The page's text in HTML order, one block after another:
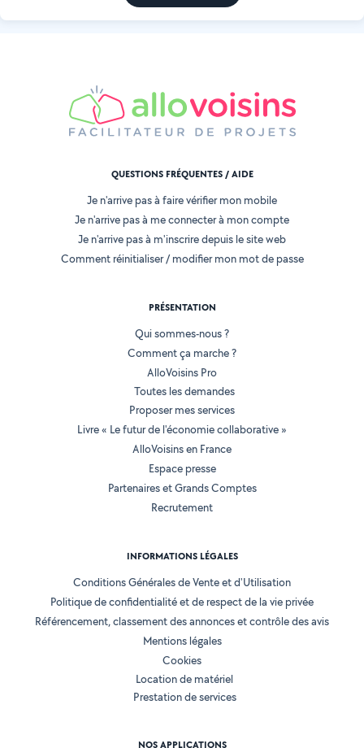
QUESTIONS FRÉQUENTES / AIDE
Je n'arrive pas à faire vérifier mon mobile
Je n'arrive pas à me connecter à mon compte
Je n'arrive pas à m'inscrire depuis le site web
Comment réinitialiser / modifier mon mot de passe
PRÉSENTATION
Qui sommes-nous ?
Comment ça marche ?
AlloVoisins Pro
Toutes les demandes
Proposer mes services
Livre « Le futur de l'économie collaborative »
AlloVoisins en France
Espace presse
Partenaires et Grands Comptes
Recrutement
INFORMATIONS LÉGALES
Conditions Générales de Vente et d'Utilisation
Politique de confidentialité et de respect de la vie privée
Référencement, classement des annonces et contrôle des avis
Mentions légales
Cookies
Location de matériel
Prestation de services
NOS APPLICATIONS